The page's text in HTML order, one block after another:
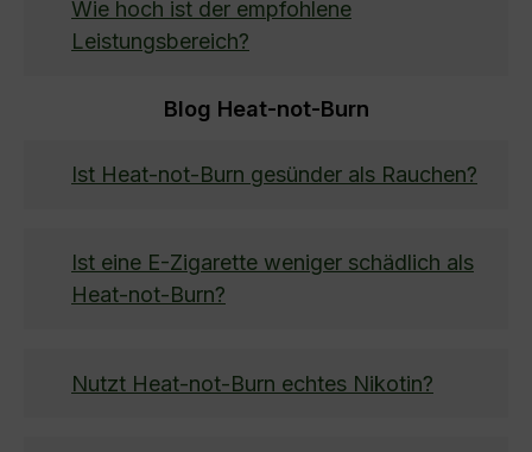
Wie hoch ist der empfohlene
Leistungsbereich?
Blog Heat-not-Burn
Ist Heat-not-Burn gesünder als Rauchen?
Ist eine E-Zigarette weniger schädlich als
Heat-not-Burn?
Nutzt Heat-not-Burn echtes Nikotin?